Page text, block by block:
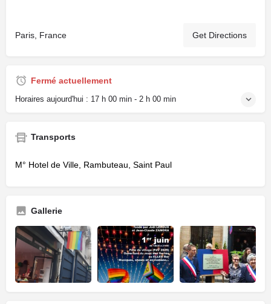
Paris, France Get Directions
Fermé actuellement
Horaires aujourd'hui : 17 h 00 min - 2 h 00 min
Transports
M° Hotel de Ville, Rambuteau, Saint Paul
Gallerie